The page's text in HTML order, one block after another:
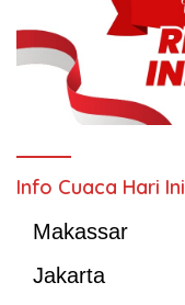
Info Cuaca Hari Ini
Makassar
Jakarta